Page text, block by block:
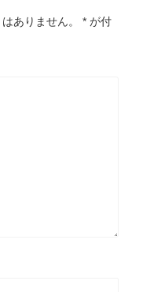
ありません。 * が付